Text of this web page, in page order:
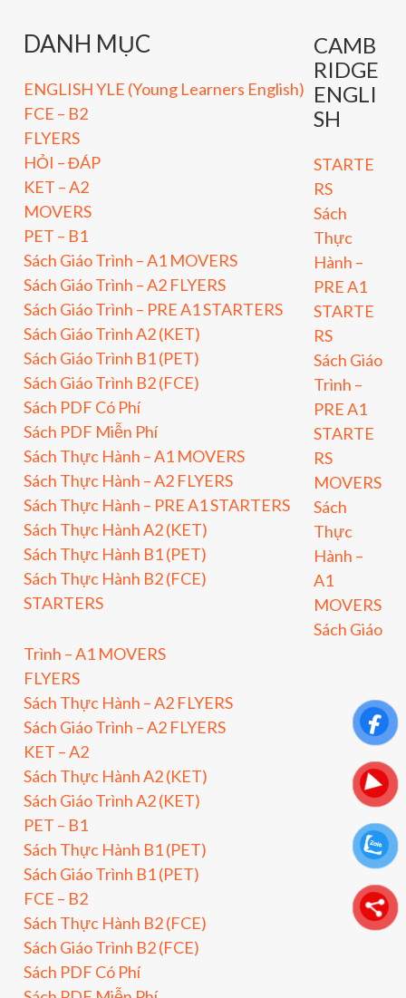
DANH MỤC
ENGLISH YLE (Young Learners English)
FCE – B2
FLYERS
HỎI – ĐÁP
KET – A2
MOVERS
PET – B1
Sách Giáo Trình – A1 MOVERS
Sách Giáo Trình – A2 FLYERS
Sách Giáo Trình – PRE A1 STARTERS
Sách Giáo Trình A2 (KET)
Sách Giáo Trình B1 (PET)
Sách Giáo Trình B2 (FCE)
Sách PDF Có Phí
Sách PDF Miễn Phí
Sách Thực Hành – A1 MOVERS
Sách Thực Hành – A2 FLYERS
Sách Thực Hành – PRE A1 STARTERS
Sách Thực Hành A2 (KET)
Sách Thực Hành B1 (PET)
Sách Thực Hành B2 (FCE)
STARTERS
CAMB
RIDGE
ENGLI
SH
STARTE
RS
Sách
Thực
Hành –
PRE A1
STARTE
RS
Sách Giáo
Trình –
PRE A1
STARTE
RS
MOVERS
Sách
Thực
Hành –
A1
MOVERS
Sách Giáo
Trình – A1 MOVERS
FLYERS
Sách Thực Hành – A2 FLYERS
Sách Giáo Trình – A2 FLYERS
KET – A2
Sách Thực Hành A2 (KET)
Sách Giáo Trình A2 (KET)
PET – B1
Sách Thực Hành B1 (PET)
Sách Giáo Trình B1 (PET)
FCE – B2
Sách Thực Hành B2 (FCE)
Sách Giáo Trình B2 (FCE)
Sách PDF Có Phí